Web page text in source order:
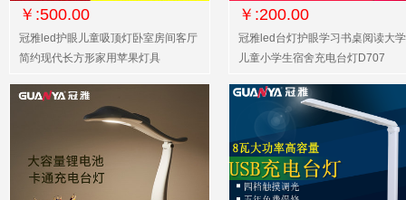
￥:500.00
冠雅led护眼儿童吸顶灯卧室房间客厅
简约现代长方形家用苹果灯具
￥:200.00
冠雅led台灯护眼学习书桌阅读大
儿童小学生宿舍充电台灯D707